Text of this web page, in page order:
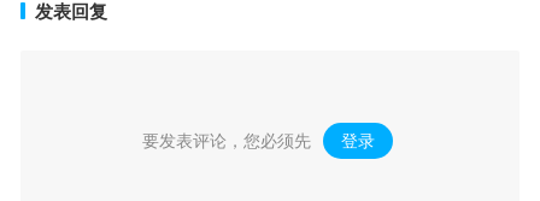
发表回复
要发表评论，您必须先 登录 。